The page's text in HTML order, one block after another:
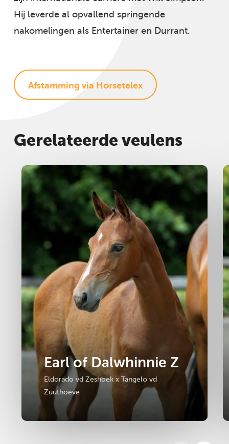
Afstamming via Horsetelex
Hij leverde al opvallend springende
nakomelingen als Entertainer en Durrant.
Gerelateerde veulens
Hengst
Earl of Dalwhinnie Z
Eldorado vd Zeshoek x Tangelo vd
Zuuthoeve